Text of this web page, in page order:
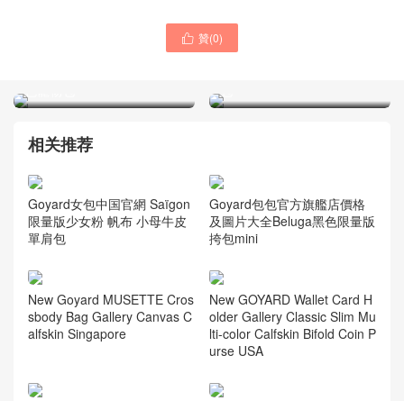
 贊(0)
Goyard/弋雅女包 香港官方
Goyard 包包中國官方網站
相关推荐
Goyard女包中国官網 Saïgon
限量版少女粉 帆布 小母牛皮
單肩包
Goyard包包官方旗艦店價格
及圖片大全Beluga黑色限量版
挎包mini
New Goyard MUSETTE Cros
sbody Bag Gallery Canvas C
alfskin Singapore
New GOYARD Wallet Card H
older Gallery Classic Slim Mu
lti-color Calfskin Bifold Coin P
urse USA